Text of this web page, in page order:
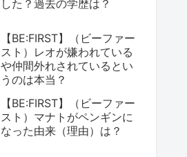
した？過去の学歴は？
【BE:FIRST】（ビーファー
スト）レオが嫌われている
や仲間外れされているとい
うのは本当？
【BE:FIRST】（ビーファー
スト）マナトがペンギンに
なった由来（理由）は？